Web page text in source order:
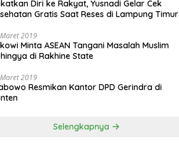
Diri ke Rakyat, Yusnadi Gelar Cek
Gratis Saat Reses di Lampung Timur
2019
Minta ASEAN Tangani Masalah Muslim
di Rakhine State
2019
Resmikan Kantor DPD Gerindra di
Selengkapnya